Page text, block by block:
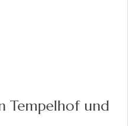
Tempelhof und